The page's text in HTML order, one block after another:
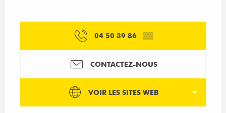
04 50 39 86 ▒▒
CONTACTEZ-NOUS
VOIR LES SITES WEB